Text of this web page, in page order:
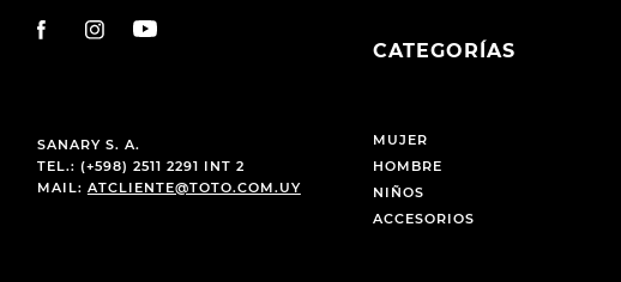
SANARY S. A.
TEL.: (+598) 2511 2291 INT 2
MAIL: ATCLIENTE@TOTO.COM.UY
CATEGORÍAS
MUJER
HOMBRE
NIÑOS
ACCESORIOS